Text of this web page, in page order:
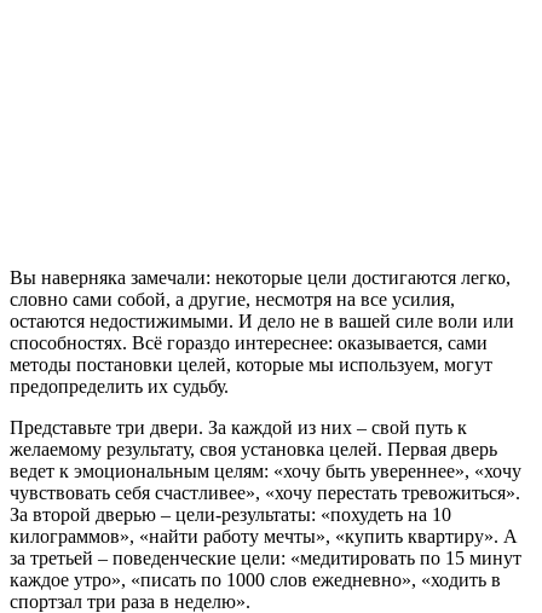
Вы наверняка замечали: некоторые цели достигаются легко,
словно сами собой, а другие, несмотря на все усилия,
остаются недостижимыми. И дело не в вашей силе воли или
способностях. Всё гораздо интереснее: оказывается, сами
методы постановки целей, которые мы используем, могут
предопределить их судьбу.
Представьте три двери. За каждой из них – свой путь к
желаемому результату, своя установка целей. Первая дверь
ведет к эмоциональным целям: «хочу быть увереннее», «хочу
чувствовать себя счастливее», «хочу перестать тревожиться».
За второй дверью – цели-результаты: «похудеть на 10
килограммов», «найти работу мечты», «купить квартиру». А
за третьей – поведенческие цели: «медитировать по 15 минут
каждое утро», «писать по 1000 слов ежедневно», «ходить в
спортзал три раза в неделю».